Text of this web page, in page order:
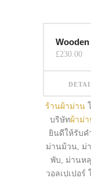
£230.00
ร้านผ้าม่านโ
บริษัทผ้าม่
ยินดีให้รับค
ม่านม้วน, ม่
พับ, ม่านห
วอลเปเปอร์